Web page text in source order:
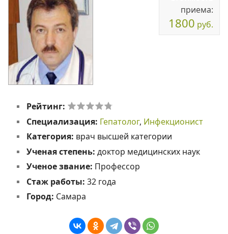
приема:
1800 руб.
Рейтинг:
Специализация: Гепатолог, Инфекционист
Категория: врач высшей категории
Ученая степень: доктор медицинских наук
Ученое звание: Профессор
Стаж работы: 32 года
Город: Самара